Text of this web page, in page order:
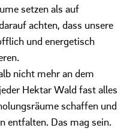
setzen als auf
achten, dass unsere
und energetisch
nicht mehr an dem
Hektar Wald fast alles
schaffen und
entfalten. Das mag sein.